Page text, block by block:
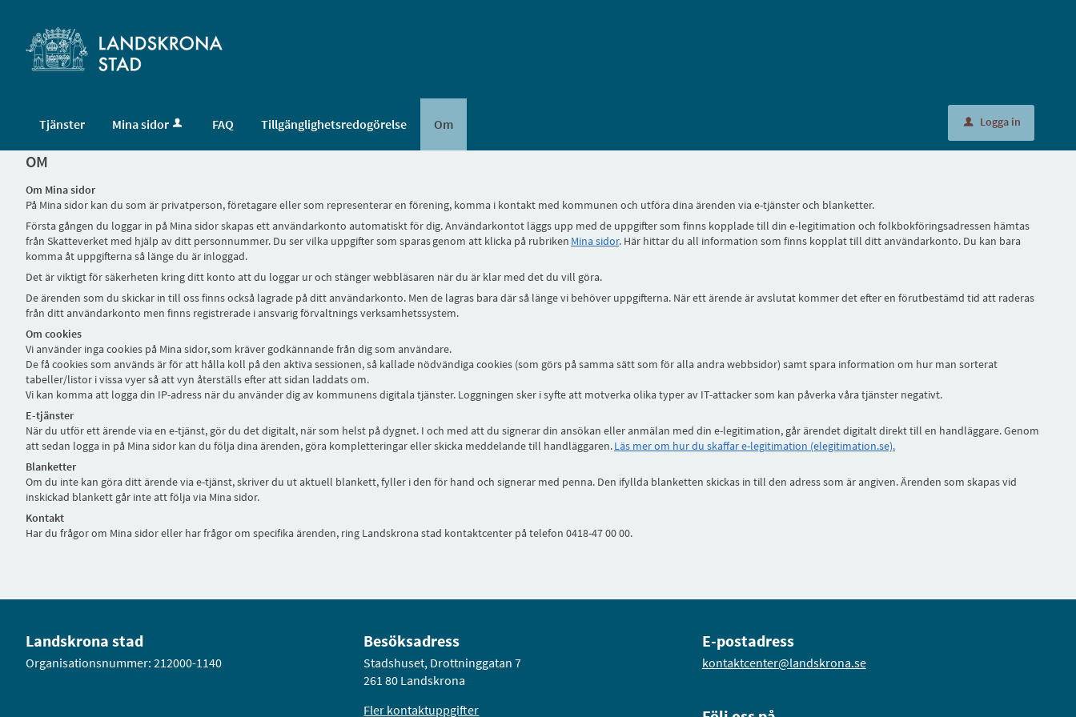
Tjänster Mina sidor FAQ Tillgänglighetsredogörelse Om u Logga in
OM
Om Mina sidor
På Mina sidor kan du som är privatperson, företagare eller som representerar en förening, komma i kontakt med kommunen och utföra dina ärenden via e-tjänster och blanketter.
Första gången du loggar in på Mina sidor skapas ett användarkonto automatiskt för dig. Användarkontot läggs upp med de uppgifter som finns kopplade till din e-legitimation och folkbokföringsadressen hämtas
från Skatteverket med hjälp av ditt personnummer. Du ser vilka uppgifter som sparas genom att klicka på rubriken Mina sidor. Här hittar du all information som finns kopplat till ditt användarkonto. Du kan bara
komma åt uppgifterna så länge du är inloggad.
Det är viktigt för säkerheten kring ditt konto att du loggar ur och stänger webbläsaren när du är klar med det du vill göra.
De ärenden som du skickar in till oss finns också lagrade på ditt användarkonto. Men de lagras bara där så länge vi behöver uppgifterna. När ett ärende är avslutat kommer det efter en förutbestämd tid att raderas
från ditt användarkonto men finns registrerade i ansvarig förvaltnings verksamhetssystem.
Om cookies
Vi använder inga cookies på Mina sidor, som kräver godkännande från dig som användare.
De få cookies som används är för att hålla koll på den aktiva sessionen, så kallade nödvändiga cookies (som görs på samma sätt som för alla andra webbsidor) samt spara information om hur man sorterat
tabeller/listor i vissa vyer så att vyn återställs efter att sidan laddats om.
Vi kan komma att logga din IP-adress när du använder dig av kommunens digitala tjänster. Loggningen sker i syfte att motverka olika typer av IT-attacker som kan påverka våra tjänster negativt.
E-tjänster
När du utför ett ärende via en e-tjänst, gör du det digitalt, när som helst på dygnet. I och med att du signerar din ansökan eller anmälan med din e-legitimation, går ärendet digitalt direkt till en handläggare. Genom
att sedan logga in på Mina sidor kan du följa dina ärenden, göra kompletteringar eller skicka meddelande till handläggaren.Läs mer om hur du skaffar e-legitimation (elegitimation.se).
Blanketter
Om du inte kan göra ditt ärende via e-tjänst, skriver du ut aktuell blankett, fyller i den för hand och signerar med penna. Den ifyllda blanketten skickas in till den adress som är angiven. Ärenden som skapas vid
inskickad blankett går inte att följa via Mina sidor.
Kontakt
Har du frågor om Mina sidor eller har frågor om specifika ärenden, ring Landskrona stad kontaktcenter på telefon 0418-47 00 00.
Landskrona stad
Organisationsnummer: 212000-1140
Besöksadress
Stadshuset, Drottninggatan 7
261 80 Landskrona
Fler kontaktuppgifter
E-postadress
kontaktcenter@landskrona.se